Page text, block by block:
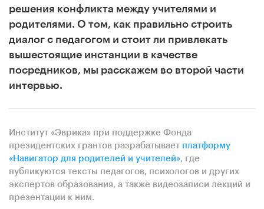
решения конфликта между учителями и
родителями. О том, как правильно строить
диалог с педагогом и стоит ли привлекать
вышестоящие инстанции в качестве
посредников, мы расскажем во второй части
интервью.
Институт «Эврика» при поддержке Фонда
президентских грантов разрабатывает платформу
«Навигатор для родителей и учителей», где
публикуются тексты педагогов, психологов и других
экспертов образования, а также видеозаписи лекций и
презентации к ним.